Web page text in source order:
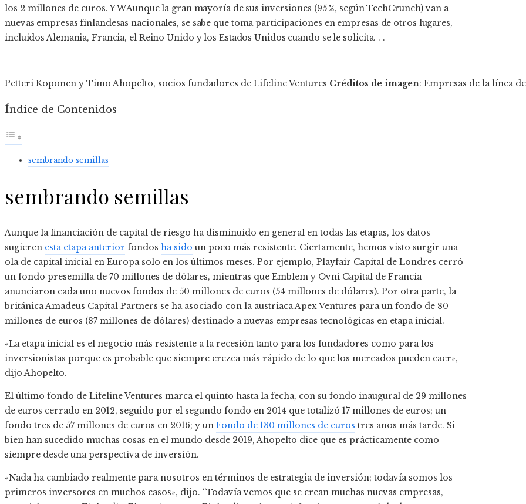
los 2 millones de euros. Y WAunque la gran mayoría de sus inversiones (95 %, según TechCrunch) van a
nuevas empresas finlandesas nacionales, se sabe que toma participaciones en empresas de otros lugares,
incluidos Alemania, Francia, el Reino Unido y los Estados Unidos cuando se le solicita. . .
Petteri Koponen y Timo Ahopelto, socios fundadores de Lifeline Ventures Créditos de imagen: Empresas de la línea
Índice de Contenidos
sembrando semillas
sembrando semillas
Aunque la financiación de capital de riesgo ha disminuido en general en todas las etapas, los datos
sugieren esta etapa anterior fondos ha sido un poco más resistente. Ciertamente, hemos visto surgir una
ola de capital inicial en Europa solo en los últimos meses. Por ejemplo, Playfair Capital de Londres cerró
un fondo presemilla de 70 millones de dólares, mientras que Emblem y Ovni Capital de Francia
anunciaron cada uno nuevos fondos de 50 millones de euros (54 millones de dólares). Por otra parte, la
británica Amadeus Capital Partners se ha asociado con la austriaca Apex Ventures para un fondo de 80
millones de euros (87 millones de dólares) destinado a nuevas empresas tecnológicas en etapa inicial.
«La etapa inicial es el negocio más resistente a la recesión tanto para los fundadores como para los
inversionistas porque es probable que siempre crezca más rápido de lo que los mercados pueden caer»,
dijo Ahopelto.
El último fondo de Lifeline Ventures marca el quinto hasta la fecha, con su fondo inaugural de 29 millones
de euros cerrado en 2012, seguido por el segundo fondo en 2014 que totalizó 17 millones de euros; un
fondo tres de 57 millones de euros en 2016; y un Fondo de 130 millones de euros tres años más tarde. Si
bien han sucedido muchas cosas en el mundo desde 2019, Ahopelto dice que es prácticamente como
siempre desde una perspectiva de inversión.
«Nada ha cambiado realmente para nosotros en términos de estrategia de inversión; todavía somos los
primeros inversores en muchos casos», dijo. “Todavía vemos que se crean muchas nuevas empresas,